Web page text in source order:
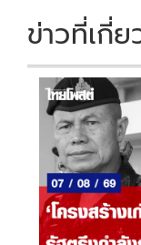
k
ข่าวที่เกี่